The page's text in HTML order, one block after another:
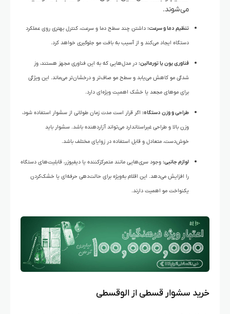
می‌شوند.
تنظیم دما و سرعت: داشتن چند سطح دما و سرعت، کنترل بهتری روی عملکرد
دستگاه ایجاد می‌کند و از آسیب به بافت مو جلوگیری خواهد کرد.
فناوری یون یا تورمالین: در مدل‌هایی که به این فناوری مجهز هستند، وز
شدگی مو کاهش می‌یابد و سطح مو صاف‌تر و درخشان‌تر می‌ماند. این ویژگی
برای موهای مجعد یا خشک اهمیت ویژه‌ای دارد.
طراحی و وزن دستگاه: اگر قرار است مدت زمان طولانی از سشوار استفاده شود،
وزن بالا و طراحی غیراستاندارد می‌تواند آزاردهنده باشد. سشوار باید
خوش‌دست، متعادل و قابل استفاده در زوایای مختلف باشد.
لوازم جانبی: وجود سری‌هایی مانند متمرکزکننده یا دیفیوزر، قابلیت‌های دستگاه
را افزایش می‌دهد. این اقلام به‌ویژه برای حالت‌دهی حرفه‌ای یا خشک‌کردن
یکنواخت مو اهمیت دارند.
خرید سشوار قسطی از الوقسطی